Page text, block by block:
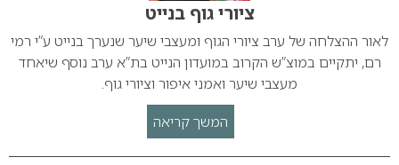
ציורי גוף בנייט
לאור ההצלחה של ערב ציורי הגוף ומעצבי שיער שנערך בנייט ע”י רמי
רם, יתקיים במוצ”ש הקרוב במועדון הנייט בת”א ערב נוסף שיאחד
מעצבי שיער ואמני איפור וציורי גוף.
המשך קריאה